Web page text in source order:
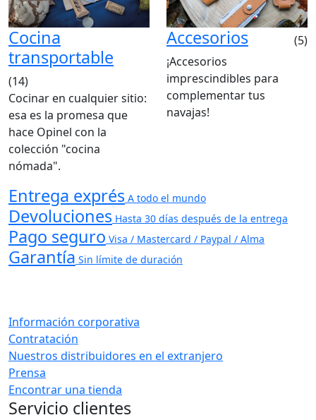
Cocina
transportable
(14)
Cocinar en cualquier sitio:
esa es la promesa que
hace Opinel con la
colección "cocina
nómada".
Accesorios
(5)
¡Accesorios
imprescindibles para
complementar tus
navajas!
Entrega exprés A todo el mundo
Devoluciones Hasta 30 días después de la entrega
Pago seguro Visa / Mastercard / Paypal / Alma
Garantía Sin límite de duración
Información corporativa
Contratación
Nuestros distribuidores en el extranjero
Prensa
Encontrar una tienda
Servicio clientes